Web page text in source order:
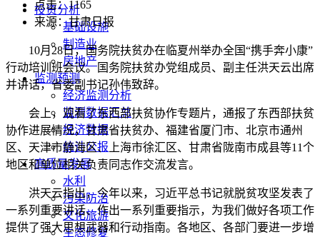
投资分析
基础设施
制造业
房地产
监测预测
经济监测分析
监测数据汇总
经济数据
统计公报
高质量发展
水利
污染防治
文化旅游
生态修复
点击：1165
来源：甘肃日报
10月28日，国务院扶贫办在临夏州举办全国“携手奔小康”
行动培训班会议。国务院扶贫办党组成员、副主任洪天云出席
并讲话，省委副书记孙伟致辞。
会上，观看了东西部扶贫协作专题片，通报了东西部扶贫
协作进展情况，甘肃省扶贫办、福建省厦门市、北京市通州
区、天津市静海区、上海市徐汇区、甘肃省陇南市成县等11个
地区和单位相关负责同志作交流发言。
洪天云指出，今年以来，习近平总书记就脱贫攻坚发表了
一系列重要讲话、作出一系列重要指示，为我们做好各项工作
提供了强大思想武器和行动指南。各地区、各部门要进一步增